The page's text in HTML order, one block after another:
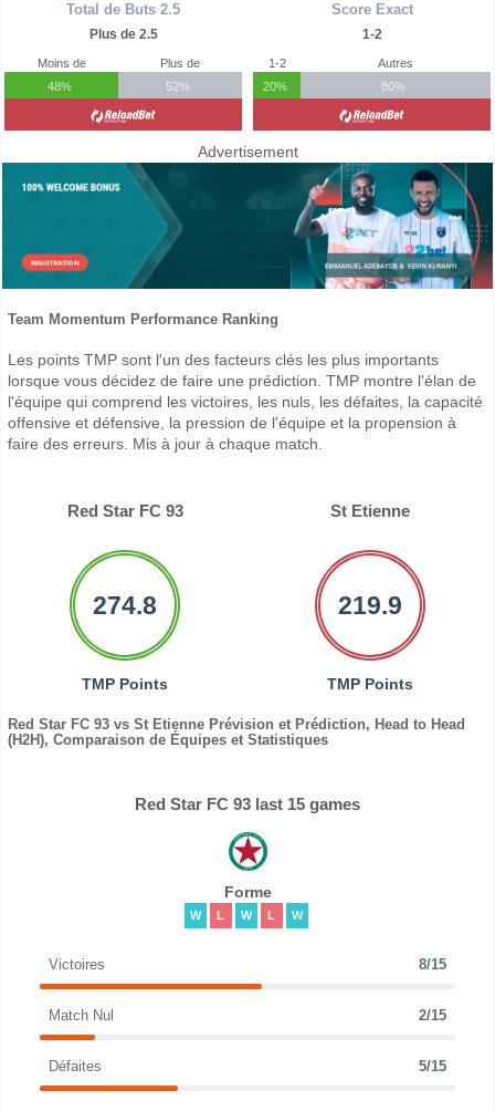
Total de Buts 2.5
Plus de 2.5
Moins de
48%
Plus de
52%
Score Exact
1-2
1-2
20%
Autres
80%
Advertisement
Team Momentum Performance Ranking
Les points TMP sont l'un des facteurs clés les plus importants
lorsque vous décidez de faire une prédiction. TMP montre l'élan de
l'équipe qui comprend les victoires, les nuls, les défaites, la capacité
offensive et défensive, la pression de l'équipe et la propension à
faire des erreurs. Mis à jour à chaque match.
Red Star FC 93 St Etienne
274.8
TMP Points
219.9
TMP Points
Red Star FC 93 vs St Etienne Prévision et Prédiction, Head to Head
(H2H), Comparaison de Équipes et Statistiques
Red Star FC 93 last 15 games
Forme
W L W L W
Victoires 8/15
Match Nul 2/15
Défaites 5/15